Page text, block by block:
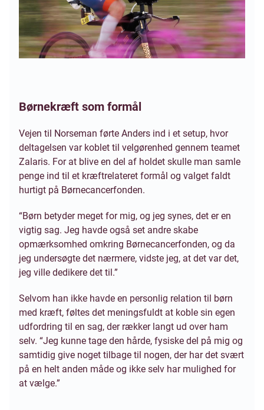
Børnekræft som formål
Vejen til Norseman førte Anders ind i et setup, hvor
deltagelsen var koblet til velgørenhed gennem teamet
Zalaris. For at blive en del af holdet skulle man samle
penge ind til et kræftrelateret formål og valget faldt
hurtigt på Børnecancerfonden.
“Børn betyder meget for mig, og jeg synes, det er en
vigtig sag. Jeg havde også set andre skabe
opmærksomhed omkring Børnecancerfonden, og da
jeg undersøgte det nærmere, vidste jeg, at det var det,
jeg ville dedikere det til.”
Selvom han ikke havde en personlig relation til børn
med kræft, føltes det meningsfuldt at koble sin egen
udfordring til en sag, der rækker langt ud over ham
selv. “Jeg kunne tage den hårde, fysiske del på mig og
samtidig give noget tilbage til nogen, der har det svært
på en helt anden måde og ikke selv har mulighed for
at vælge.”